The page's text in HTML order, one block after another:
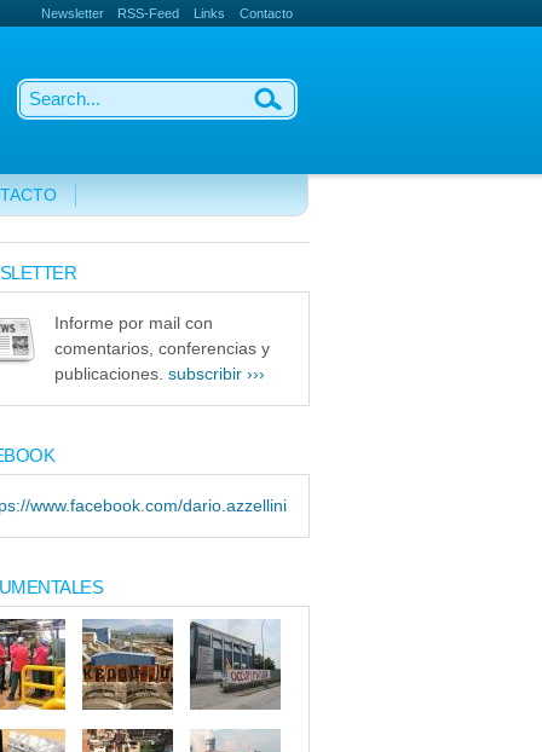
Newsletter RSS-Feed Links Contacto
Informe por mail con
comentarios, conferencias y
publicaciones. subscribir ›››
www.facebook.com/dario.azzellini